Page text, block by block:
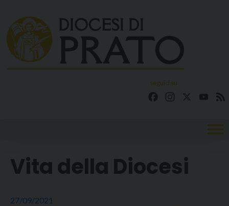
content
seguici su
FacebookInstagram
Vita della Diocesi
27/09/2021